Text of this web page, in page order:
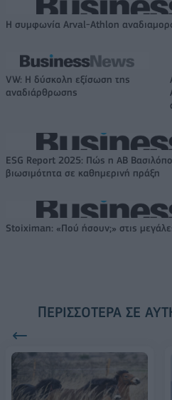
Η συμφωνία Arval-Athlon
VW: Η δύσκολη εξίσωση της
αναδιάρθρωσης
ESG Report 2025: Πώς η ΑΒ
βιωσιμότητα σε καθημερινή πράξη
Stoiximan: «Πού ήσουν;» στις
ΠΕΡΙΣΣΌΤΕΡΑ ΣΕ